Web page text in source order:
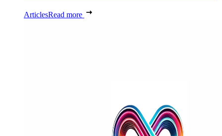
ArticlesRead more